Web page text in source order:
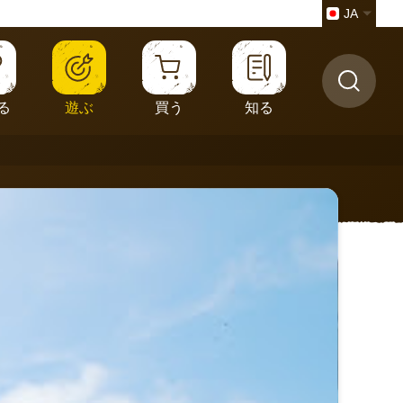
JA
遊ぶ 買う 知る